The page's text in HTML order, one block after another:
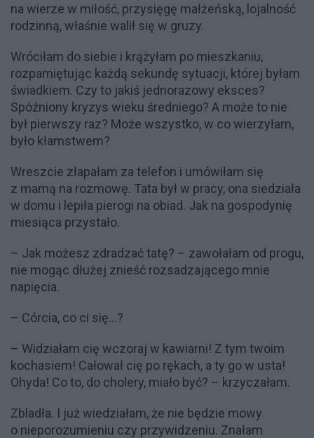
na wierze w miłość, przysięgę małżeńską, lojalność
rodzinną, właśnie walił się w gruzy.
Wróciłam do siebie i krążyłam po mieszkaniu,
rozpamiętując każdą sekundę sytuacji, której byłam
świadkiem. Czy to jakiś jednorazowy eksces?
Spóźniony kryzys wieku średniego? A może to nie
był pierwszy raz? Może wszystko, w co wierzyłam,
było kłamstwem?
Wreszcie złapałam za telefon i umówiłam się
z mamą na rozmowę. Tata był w pracy, ona siedziała
w domu i lepiła pierogi na obiad. Jak na gospodynię
miesiąca przystało.
– Jak możesz zdradzać tatę? – zawołałam od progu,
nie mogąc dłużej znieść rozsadzającego mnie
napięcia.
– Córcia, co ci się…?
– Widziałam cię wczoraj w kawiarni! Z tym twoim
kochasiem! Całował cię po rękach, a ty go w usta!
Ohyda! Co to, do cholery, miało być? – krzyczałam.
Zbladła. I już wiedziałam, że nie będzie mowy
o nieporozumieniu czy przywidzeniu. Znałam